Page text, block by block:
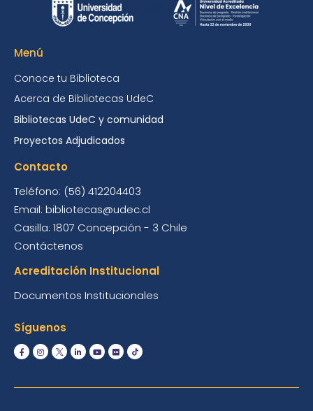
Menú
Conoce tu Biblioteca
Acerca de Bibliotecas UdeC
Bibliotecas UdeC y comunidad
Proyectos Adjudicados
Contacto
Teléfono: (56) 412204403
Email: bibliotecas@udec.cl
Casilla: 1807 Concepción - 3 Chile
Contáctenos
Acreditación Institucional
Documentos Institucionales
Síguenos